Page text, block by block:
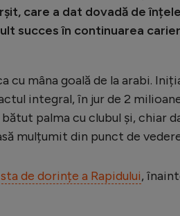
care a dat dovadă de
succes în continuarea
cu mâna goală de la arabi.
integral, în jur de 2
palma cu clubul și, chiar
mulțumit din punct de
de dorințe a Rapidului,